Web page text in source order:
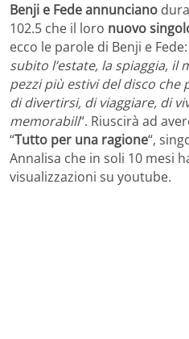
Benji e Fede annunciano
102.5 che il loro nuovo
ecco le parole di Benji e Fede:
subito l’estate, la spiaggia, il
pezzi più estivi del disco che
di divertirsi, di viaggiare, di
memorabili“. Riuscirà ad
“Tutto per una ragione“,
Annalisa che in soli 10 mesi
visualizzazioni su youtube.